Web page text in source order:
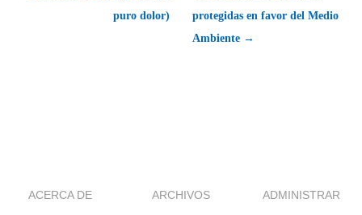
puro dolor)
protegidas en favor del Medio
Ambiente →
ACERCA DE ARCHIVOS ADMINISTRAR